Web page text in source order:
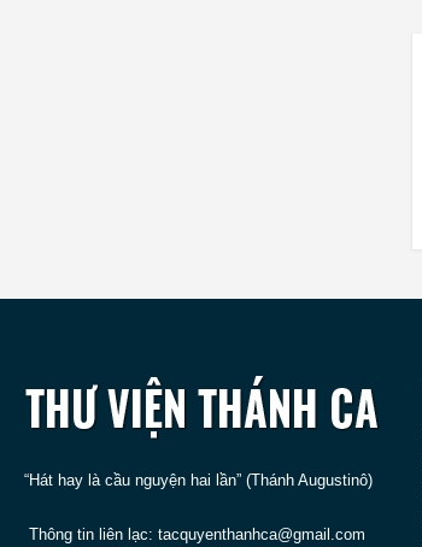
“Hát hay là cầu nguyện hai lần” (Thánh Augustinô)
Thông tin liên lạc: tacquyenthanhca@gmail.com